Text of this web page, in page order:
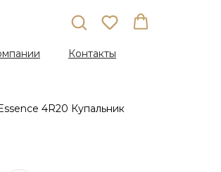
Контакты
4R20 Купальник